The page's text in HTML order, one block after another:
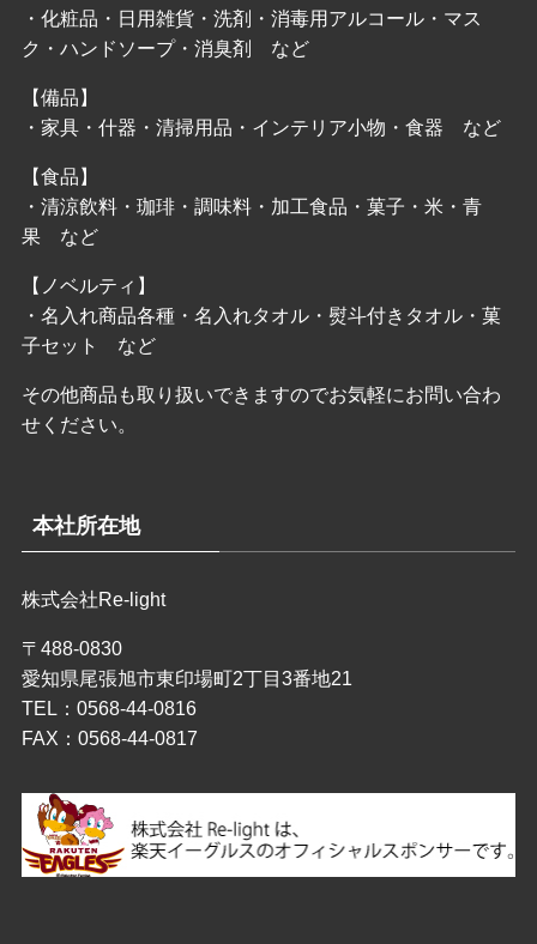
・化粧品・日用雑貨・洗剤・消毒用アルコール・マス
ク・ハンドソープ・消臭剤 など
【備品】
・家具・什器・清掃用品・インテリア小物・食器 など
【食品】
・清涼飲料・珈琲・調味料・加工食品・菓子・米・青
果 など
【ノベルティ】
・名入れ商品各種・名入れタオル・熨斗付きタオル・菓
子セット など
その他商品も取り扱いできますのでお気軽にお問い合わ
せください。
本社所在地
株式会社Re-light
〒488-0830
愛知県尾張旭市東印場町2丁目3番地21
TEL：0568-44-0816
FAX：0568-44-0817